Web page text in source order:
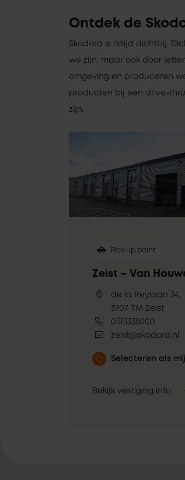
Ontdek de
Skodora is altijd dichtbij.
we zijn, maar ook door
omgeving en produceren
producten bij een drive-
zijn.
Pick-up point
Zeist – Van
de la Reylaan 34,
3707 TM Zeist
0513335000
zeist@skodora.nl
Selecteren als
Bekijk vestiging info